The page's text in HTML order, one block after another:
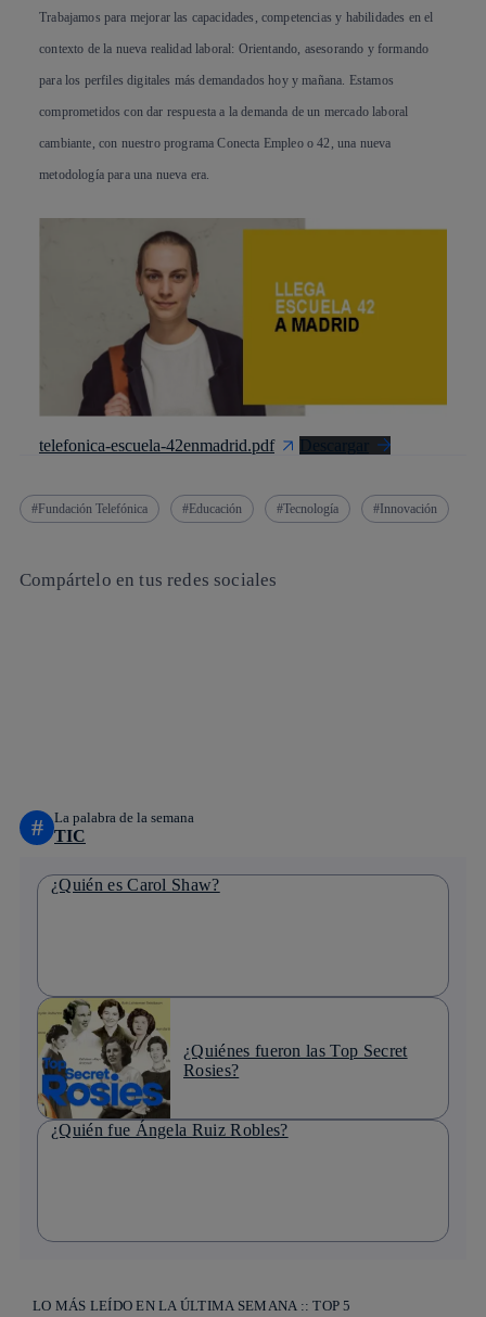
Trabajamos para mejorar las capacidades, competencias y habilidades en el
contexto de la nueva realidad laboral: Orientando, asesorando y formando
para los perfiles digitales más demandados hoy y mañana. Estamos
comprometidos con dar respuesta a la demanda de un mercado laboral
cambiante, con nuestro programa Conecta Empleo o 42, una nueva
metodología para una nueva era.
telefonica-escuela-42enmadrid.pdf Descargar
Fundación Telefónica Educación Tecnología Innovación
Compártelo en tus redes sociales
# La palabra de la semana
TIC
¿Quién es Carol Shaw?
¿Quiénes fueron las Top Secret
Rosies?
¿Quién fue Ángela Ruiz Robles?
LO MÁS LEÍDO EN LA ÚLTIMA SEMANA :: TOP 5